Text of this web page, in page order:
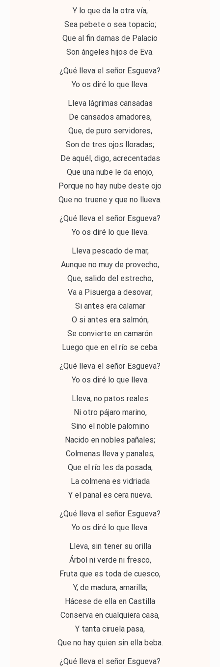
Y lo que da la otra vía,
Sea pebete o sea topacio;
Que al fin damas de Palacio
Son ángeles hijos de Eva.
¿Qué lleva el señor Esgueva?
Yo os diré lo que lleva.
Lleva lágrimas cansadas
De cansados amadores,
Que, de puro servidores,
Son de tres ojos lloradas;
De aquél, digo, acrecentadas
Que una nube le da enojo,
Porque no hay nube deste ojo
Que no truene y que no llueva.
¿Qué lleva el señor Esgueva?
Yo os diré lo que lleva.
Lleva pescado de mar,
Aunque no muy de provecho,
Que, salido del estrecho,
Va a Pisuerga a desovar;
Si antes era calamar
O si antes era salmón,
Se convierte en camarón
Luego que en el río se ceba.
¿Qué lleva el señor Esgueva?
Yo os diré lo que lleva.
Lleva, no patos reales
Ni otro pájaro marino,
Sino el noble palomino
Nacido en nobles pañales;
Colmenas lleva y panales,
Que el río les da posada;
La colmena es vidriada
Y el panal es cera nueva.
¿Qué lleva el señor Esgueva?
Yo os diré lo que lleva.
Lleva, sin tener su orilla
Árbol ni verde ni fresco,
Fruta que es toda de cuesco,
Y, de madura, amarilla;
Hácese de ella en Castilla
Conserva en cualquiera casa,
Y tanta ciruela pasa,
Que no hay quien sin ella beba.
¿Qué lleva el señor Esgueva?